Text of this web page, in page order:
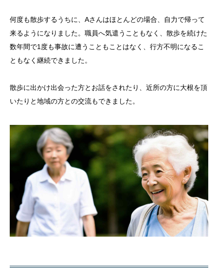
何度も散歩するうちに、Aさんはほとんどの場合、自力で帰って
来るようになりました。 職員へ気遣うこともなく、散歩を続けた
数年間で1度も事故に遭うこともことはなく、行方不明になるこ
ともなく継続できました。
散歩に出かけ出会った方とお話をされたり、近所の方に大根を頂
いたりと地域の方との交流もできました。